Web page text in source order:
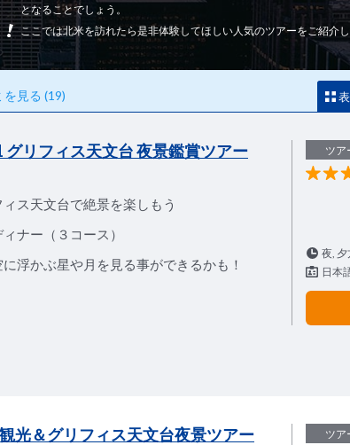
となることでしょう。
ここでは北米を訪れたら是非体験してほしい人気のツアーをご紹介し
を見る (19) 表
リフィス天文台 夜景鑑賞ツアー
ス天文台で絶景を楽しもう
ナー（３コース）
浮かぶ星や月を見る事ができるかも！
ツア
夜,
日本
光＆グリフィス天文台夜景ツアー ツア